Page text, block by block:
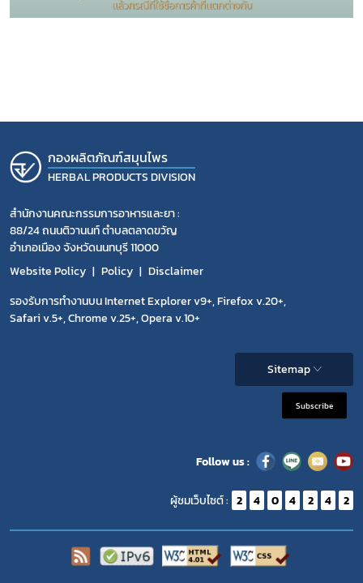
กองผลิตภัณฑ์สมุนไพร
HERBAL PRODUCTS DIVISION
สำนักงานคณะกรรมการอาหารและยา :
88/24 ถนนติวานนท์ ตำบลตลาดขวัญ
อำเภอเมือง จังหวัดนนทบุรี 11000
Website Policy
Policy
Disclaimer
รองรับการทำงานบน Internet Explorer v9+, Firefox v.20+,
Safari v.5+, Chrome v.25+, Opera v.10+
Sitemap
Subscribe
Follow us :
ผู้ชมเว็บไซต์ : 2 4 0 4 2 4 2